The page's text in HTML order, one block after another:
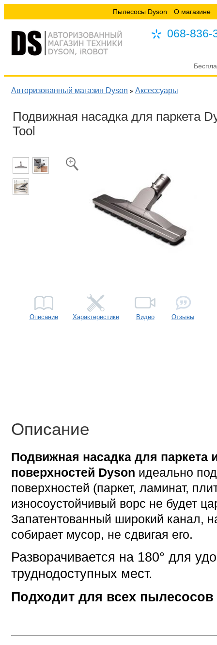
Пылесосы Dyson О магазине
068-836-
Авторизованный магазин Dyson » Аксессуары
Подвижная насадка для паркета
Tool
Описание Характеристики Видео Отзывы
Описание
Подвижная насадка для паркета
поверхностей Dyson идеально
поверхностей (паркет, ламинат,
износоустойчивый ворс не будет
Запатентованный широкий канал,
собирает мусор, не сдвигая его.
Разворачивается на 180° для
труднодоступных мест.
Подходит для всех пылесосов